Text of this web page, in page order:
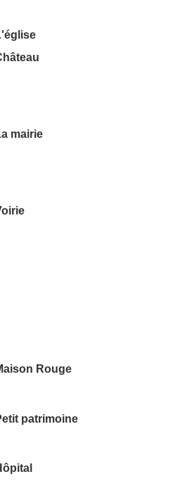
mairie
Rouge
patrimoine